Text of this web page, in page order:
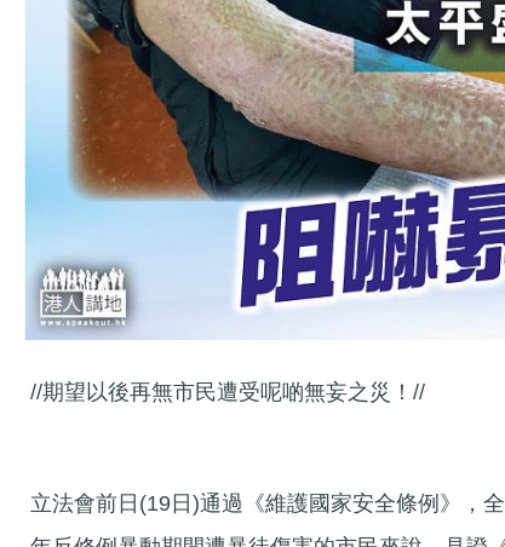
//期望以後再無市民遭受呢啲無妄之災！//
立法會前日(19日)通過《維護國家安全條例》，